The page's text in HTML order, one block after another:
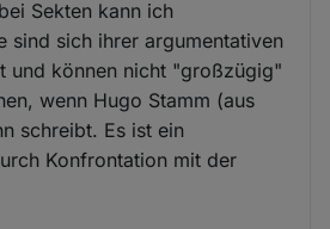
Sekten kann ich
sind sich ihrer argumentativen
und können nicht "großzügig"
wenn Hugo Stamm (aus
schreibt. Es ist ein
Konfrontation mit der